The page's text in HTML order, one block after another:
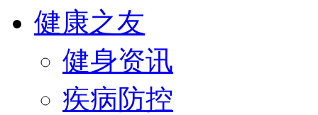
健康之友
健身资讯
疾病防控